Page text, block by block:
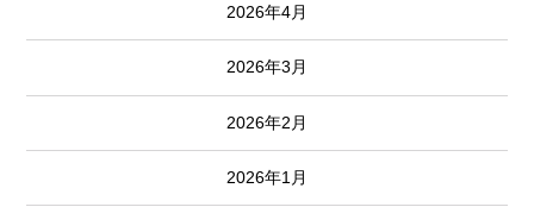
2026年4月
2026年3月
2026年2月
2026年1月